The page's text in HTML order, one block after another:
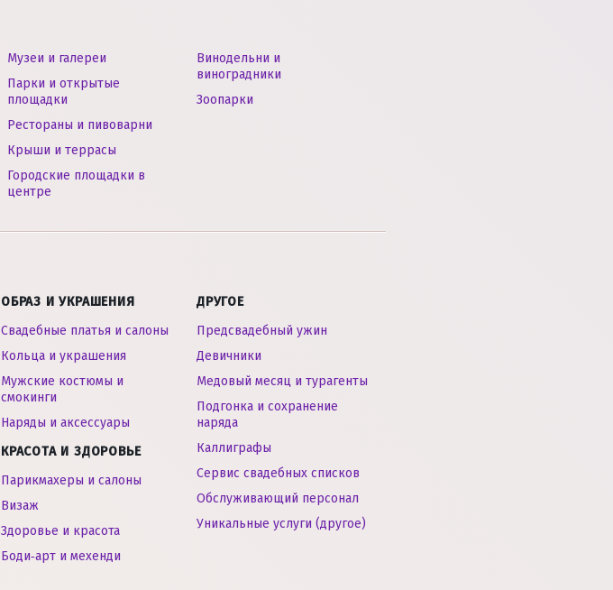
Музеи и галереи
Парки и открытые
площадки
Рестораны и пивоварни
Крыши и террасы
Городские площадки в
центре
Винодельни и
виноградники
Зоопарки
ОБРАЗ И УКРАШЕНИЯ
Свадебные платья и салоны
Кольца и украшения
Мужские костюмы и
смокинги
Наряды и аксессуары
КРАСОТА И ЗДОРОВЬЕ
Парикмахеры и салоны
Визаж
Здоровье и красота
Боди‑арт и мехенди
ДРУГОЕ
Предсвадебный ужин
Девичники
Медовый месяц и турагенты
Подгонка и сохранение
наряда
Каллиграфы
Сервис свадебных списков
Обслуживающий персонал
Уникальные услуги (другое)